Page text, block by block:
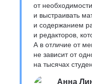
от
и выстраивать
и содержанием
и редакторов,
А в отличие от
не зависит от
на тысячах
Анна